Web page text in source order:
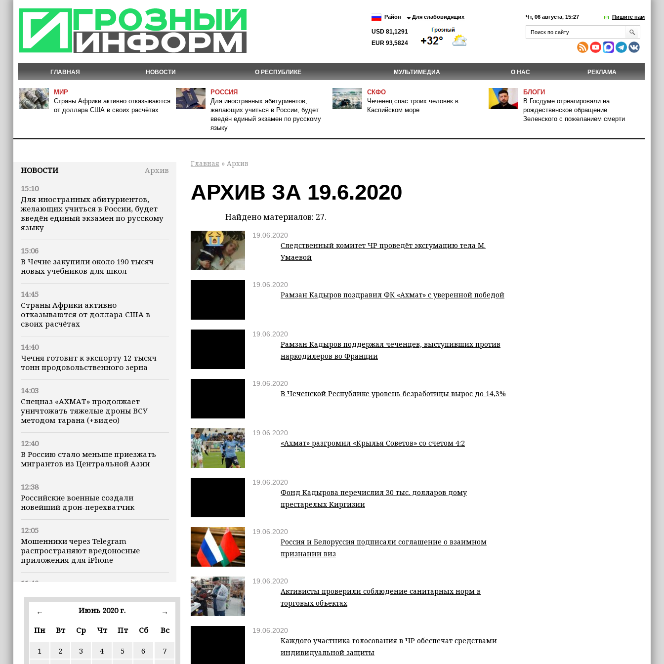
Район Для слабовидящих
USD 81,1291
EUR 93,5824
Чт, 06 августа, 15:27 Пишите нам
ГЛАВНАЯ НОВОСТИ О РЕСПУБЛИКЕ МУЛЬТИМЕДИА О НАС РЕКЛАМА
МИР
Страны Африки активно отказываются
от доллара США в своих расчётах
РОССИЯ
Для иностранных абитуриентов,
желающих учиться в России, будет
введён единый экзамен по русскому
языку
СКФО
Чеченец спас троих человек в
Каспийском море
БЛОГИ
В Госдуме отреагировали на
рождественское обращение
Зеленского с пожеланием смерти
НОВОСТИ
Архив
15:10
Для иностранных абитуриентов,
желающих учиться в России, будет
введён единый экзамен по русскому
языку
15:06
В Чечне закупили около 190 тысяч
новых учебников для школ
14:45
Страны Африки активно
отказываются от доллара США в
своих расчётах
14:40
Чечня готовит к экспорту 12 тысяч
тонн продовольственного зерна
14:03
Спецназ «АХМАТ» продолжает
уничтожать тяжелые дроны ВСУ
методом тарана (+видео)
12:40
В Россию стало меньше приезжать
мигрантов из Центральной Азии
12:38
Российские военные создали
новейший дрон-перехватчик
12:05
Мошенники через Telegram
распространяют вредоносные
приложения для iPhone
11:46
документов для регистрации
кандидатов в Госдуму
11:35
Назван неожиданный способ снизить
риск развития диабета
← Июнь 2020 г.
→
Пн
Вт Ср Чт Пт Сб Вс
1 2 3 4 5 6
7
Главная » Архив
АРХИВ ЗА 19.6.2020
Найдено материалов: 27.
19.06.2020
Следственный комитет ЧР проведёт эксгумацию тела М.
Умаевой
19.06.2020
Рамзан Кадыров поздравил ФК «Ахмат» с уверенной победой
19.06.2020
Рамзан Кадыров поддержал чеченцев, выступивших против
наркодилеров во Франции
19.06.2020
В Чеченской Республике уровень безработицы вырос до 14,3%
19.06.2020
«Ахмат» разгромил «Крылья Советов» со счетом 4:2
19.06.2020
Фонд Кадырова перечислил 30 тыс. долларов дому
престарелых Киргизии
19.06.2020
Россия и Белоруссия подписали соглашение о взаимном
признании виз
19.06.2020
Активисты проверили соблюдение санитарных норм в
торговых объектах
19.06.2020
Каждого участника голосования в ЧР обеспечат средствами
индивидуальной защиты